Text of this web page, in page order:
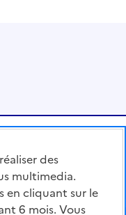
des
multimedia.
en cliquant sur le
6 mois. Vous